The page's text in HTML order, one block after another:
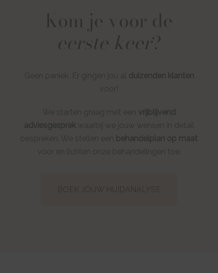
Kom je voor de
eerste keer?
Geen paniek. Er gingen jou al duizenden klanten
voor!
We starten graag met een vrijblijvend
adviesgesprek waarbij we jouw wensen in detail
bespreken. We stellen een
behandelplan op maat
voor en lichten onze behandelingen toe.